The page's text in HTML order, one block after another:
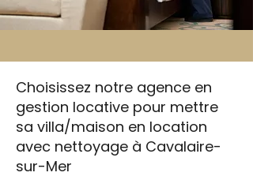
Choisissez notre agence en
gestion locative pour mettre
sa villa/maison en location
avec nettoyage à Cavalaire-
sur-Mer